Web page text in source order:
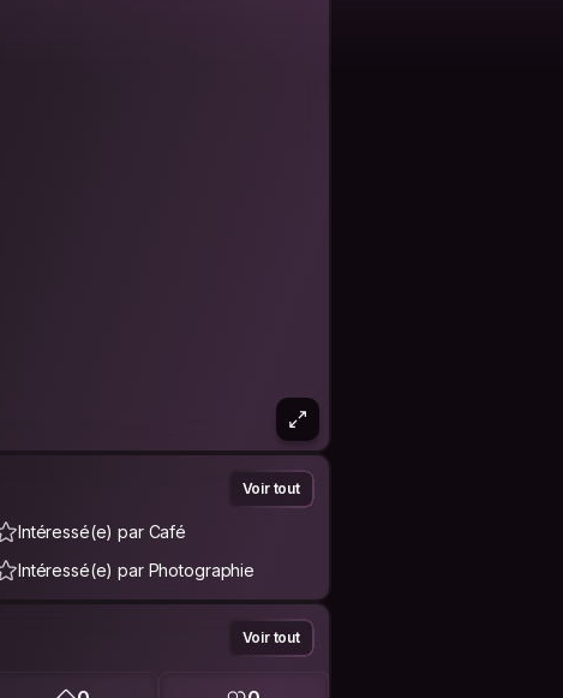
Voir tout
Intéressé(e) par Café
Intéressé(e) par Photographie
Voir tout